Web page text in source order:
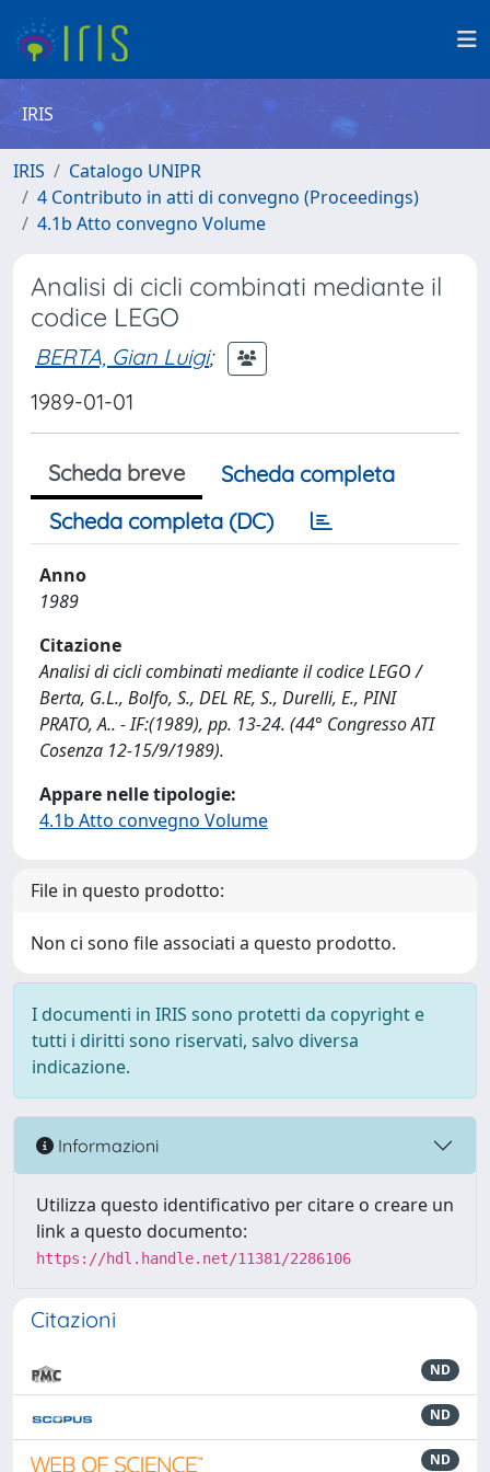
IRIS
IRIS
Catalogo UNIPR
4 Contributo in atti di convegno (Proceedings)
4.1b Atto convegno Volume
Analisi di cicli combinati mediante il
codice LEGO
BERTA, Gian Luigi;
1989-01-01
Scheda breve
Scheda completa
Scheda completa (DC)
Anno
1989
Citazione
Analisi di cicli combinati mediante il codice LEGO /
Berta, G.L., Bolfo, S., DEL RE, S., Durelli, E., PINI
PRATO, A.. - IF:(1989), pp. 13-24. (44° Congresso ATI
Cosenza 12-15/9/1989).
Appare nelle tipologie:
4.1b Atto convegno Volume
File in questo prodotto:
Non ci sono file associati a questo prodotto.
I documenti in IRIS sono protetti da copyright e
tutti i diritti sono riservati, salvo diversa
indicazione.
Informazioni
Utilizza questo identificativo per citare o creare un
link a questo documento:
https://hdl.handle.net/11381/2286106
Citazioni
ND
ND
ND